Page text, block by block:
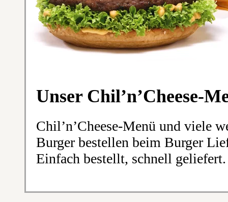
Unser Chil’n’Cheese-
Chil’n’Cheese-Menü und viele
Burger bestellen beim Burger
Einfach bestellt, schnell geliefert.